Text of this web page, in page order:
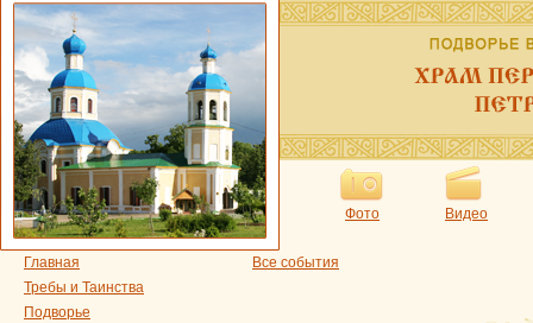
Фото Видео
Главная
Требы и Таинства
Подворье
Все события